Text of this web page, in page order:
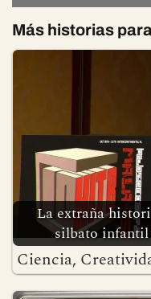
Más historias
La extraña
silbato infantil
Ciencia,